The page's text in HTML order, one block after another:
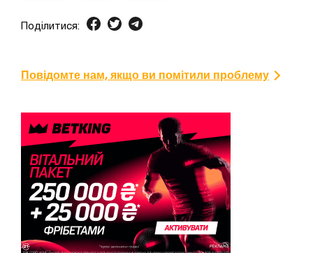
Поділитися:
Повідомте нам, якщо ви помітили проблему